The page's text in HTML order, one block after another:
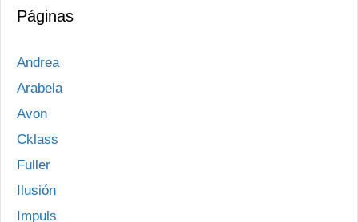
Páginas
Andrea
Arabela
Avon
Cklass
Fuller
Ilusión
Impuls